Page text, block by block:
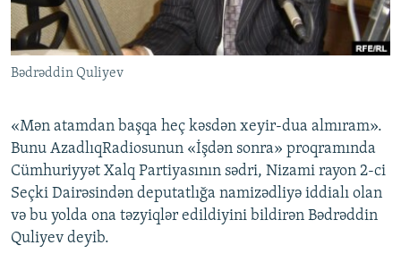
KARIKATURA
İSLAM VƏ DEMOKRATIYA
İZ - MƏDƏNIYYƏT PROQRAMI
PEŞƏ ETIKASI VƏ JURNALISTIKA STANDARTLARIMIZ
MATERIALLARIMIZDAN ISTIFADƏ
AZADLIQRADIOSU MOBIL TELEFONUNUZDA
XƏBƏR BÜLLETENLƏRIMIZ
RFE/RL-in bütün saytları
Bədrəddin Quliyev
«Mən atamdan başqa heç kəsdən xeyir-dua almıram».
Bunu AzadlıqRadiosunun «İşdən sonra» proqramında
Cümhuriyyət Xalq Partiyasının sədri, Nizami rayon 2-ci
Seçki Dairəsindən deputatlığa namizədliyə iddialı olan
və bu yolda ona təzyiqlər edildiyini bildirən Bədrəddin
Quliyev deyib.